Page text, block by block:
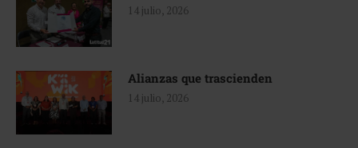
14 julio, 2026
Alianzas que trascienden
14 julio, 2026